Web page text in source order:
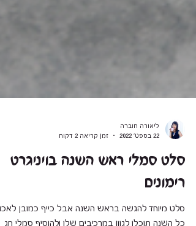
ליאורה חוברה
22 בספט׳ 2022
סלט סמלי ראש השנה בויניגרט